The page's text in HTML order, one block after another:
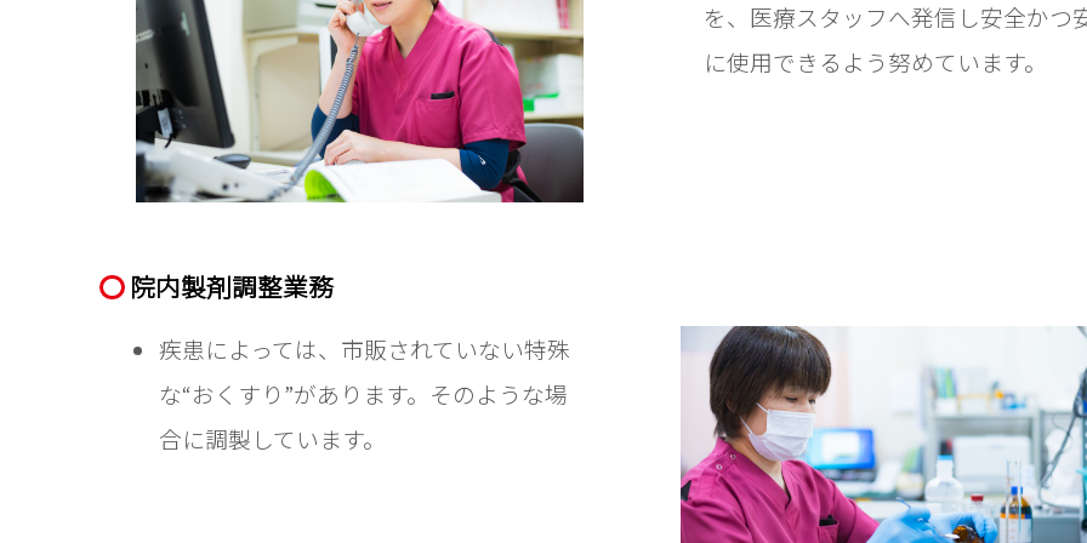
を、医療スタッフへ発信し安全かつ
に使用できるよう努めています。
院内製剤調整業務
疾患によっては、市販されていない特殊
な“おくすり”があります。そのような場
合に調製しています。